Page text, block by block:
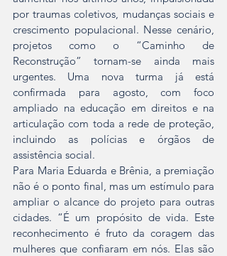
por traumas coletivos, mudanças sociais e
crescimento populacional. Nesse cenário,
projetos como o “Caminho de
Reconstrução” tornam-se ainda mais
urgentes. Uma nova turma já está
confirmada para agosto, com foco
ampliado na educação em direitos e na
articulação com toda a rede de proteção,
incluindo as polícias e órgãos de
assistência social.
Para Maria Eduarda e Brênia, a premiação
não é o ponto final, mas um estímulo para
ampliar o alcance do projeto para outras
cidades. “É um propósito de vida. Este
reconhecimento é fruto da coragem das
mulheres que confiaram em nós. Elas são